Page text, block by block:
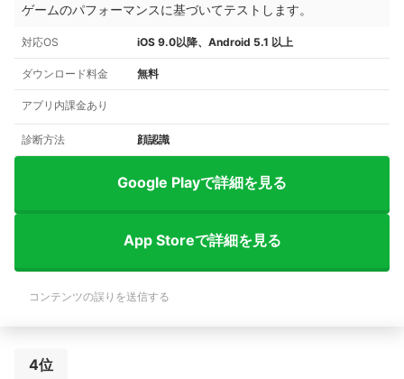
ゲームのパフォーマンスに基づいてテストします。
対応OS iOS 9.0以降、Android 5.1 以上
ダウンロード料金 無料
アプリ内課金あり
診断方法 顔認識
Google Playで詳細を見る
App Storeで詳細を見る
コンテンツの誤りを送信する
4位